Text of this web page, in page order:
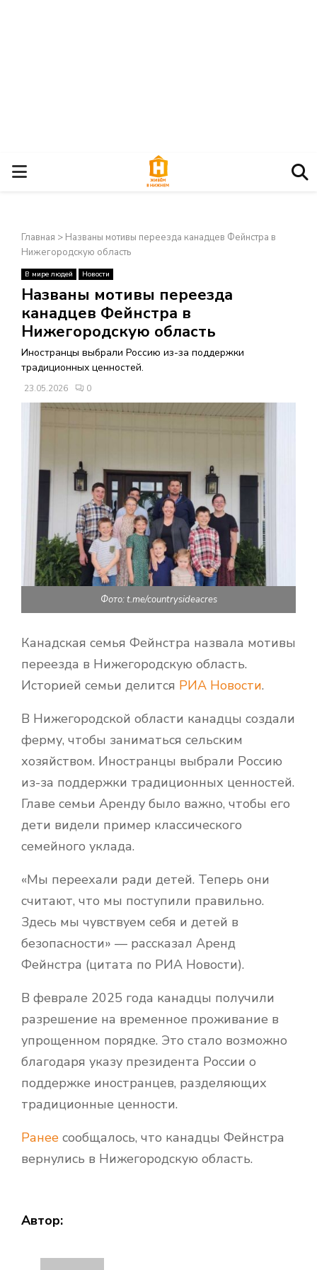
О
Н
О
В
Н
О
Ю
Главная > Названы мотивы переезда канадцев Фейнстра в
Нижегородскую область
В мире людей Новости
Названы мотивы переезда
канадцев Фейнстра в
Нижегородскую область
Иностранцы выбрали Россию из-за поддержки
традиционных ценностей.
23.05.2026 0
Фото: t.me/countrysideacres
Канадская семья Фейнстра назвала мотивы
переезда в Нижегородскую область.
Историей семьи делится РИА Новости.
В Нижегородской области канадцы создали
ферму, чтобы заниматься сельским
хозяйством. Иностранцы выбрали Россию
из-за поддержки традиционных ценностей.
Главе семьи Аренду было важно, чтобы его
дети видели пример классического
семейного уклада.
«Мы переехали ради детей. Теперь они
считают, что мы поступили правильно.
Здесь мы чувствуем себя и детей в
безопасности» — рассказал Аренд
Фейнстра (цитата по РИА Новости).
В феврале 2025 года канадцы получили
разрешение на временное проживание в
упрощенном порядке. Это стало возможно
благодаря указу президента России о
поддержке иностранцев, разделяющих
традиционные ценности.
Ранее сообщалось, что канадцы Фейнстра
вернулись в Нижегородскую область.
Автор: